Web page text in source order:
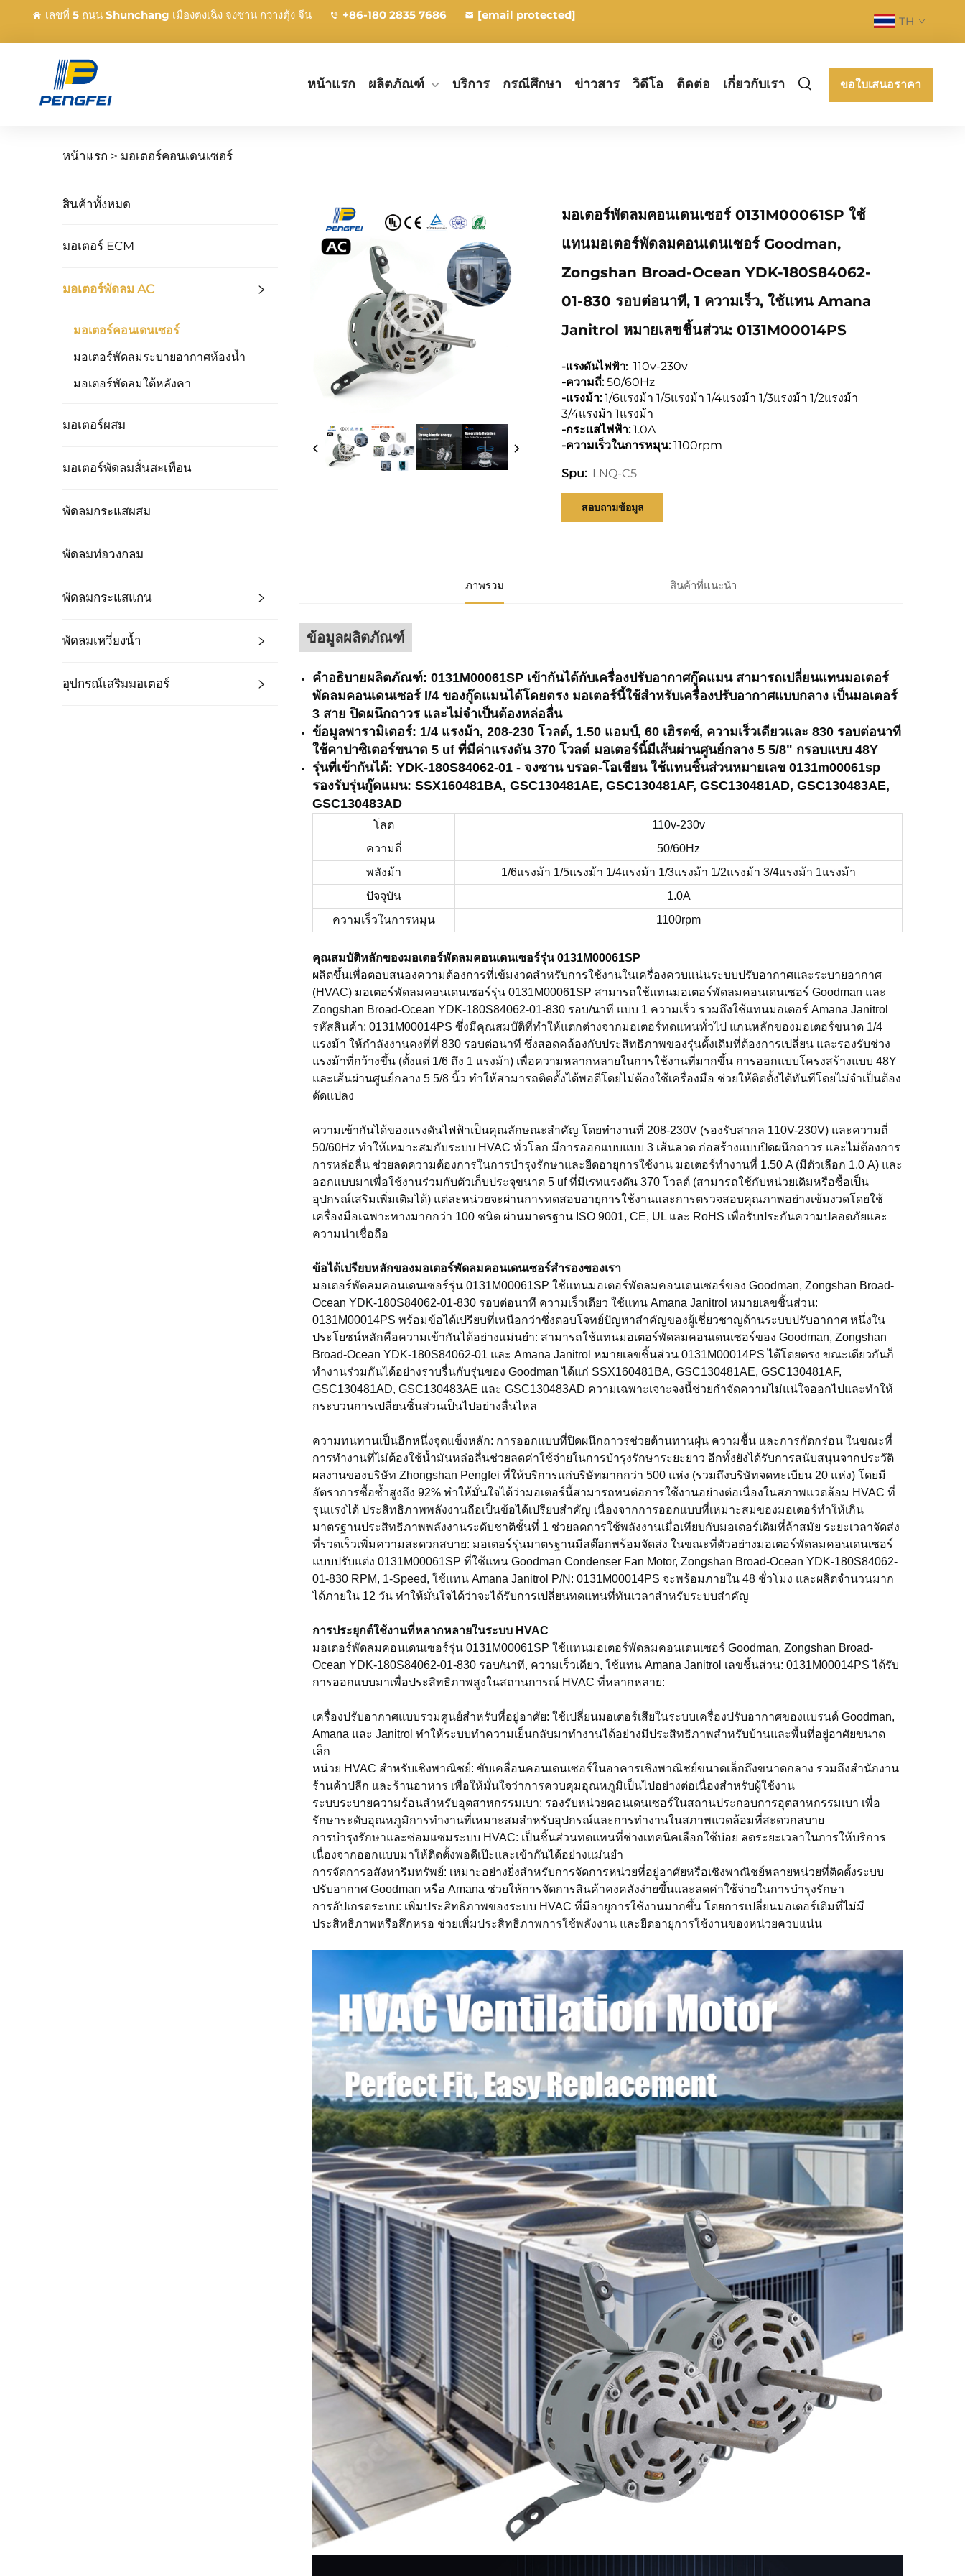
เลขที่ 5 ถนน Shunchang เมืองตงเฉิง จงซาน กวางตุ้ง จีน +86-180 2835 7686 [email protected] TH
หน้าแรก ผลิตภัณฑ์ บริการ กรณีศึกษา ข่าวสาร วิดีโอ ติดต่อ เกี่ยวกับเรา ขอใบเสนอราคา
หน้าแรก > มอเตอร์คอนเดนเซอร์
สินค้าทั้งหมด
มอเตอร์ ECM
มอเตอร์พัดลม AC
มอเตอร์คอนเดนเซอร์
มอเตอร์พัดลมระบายอากาศห้องน้ำ
มอเตอร์พัดลมใต้หลังคา
มอเตอร์ผสม
มอเตอร์พัดลมสั่นสะเทือน
พัดลมกระแสผสม
พัดลมท่อวงกลม
พัดลมกระแสแกน
พัดลมเหวี่ยงน้ำ
อุปกรณ์เสริมมอเตอร์
มอเตอร์พัดลมคอนเดนเซอร์ 0131M00061SP ใช้
แทนมอเตอร์พัดลมคอนเดนเซอร์ Goodman,
Zongshan Broad-Ocean YDK-180S84062-
01-830 รอบต่อนาที, 1 ความเร็ว, ใช้แทน Amana
Janitrol หมายเลขชิ้นส่วน: 0131M00014PS
-แรงดันไฟฟ้า: 110v-230v
-ความถี่:50/60Hz
-แรงม้า:1/6แรงม้า 1/5แรงม้า 1/4แรงม้า 1/3แรงม้า 1/2แรงม้า
3/4แรงม้า 1แรงม้า
-กระแสไฟฟ้า:1.0A
-ความเร็วในการหมุน:1100rpm
Spu: LNQ-C5
สอบถามข้อมูล
ภาพรวม สินค้าที่แนะนำ
ข้อมูลผลิตภัณฑ์
คำอธิบายผลิตภัณฑ์: 0131M00061SP เข้ากันได้กับเครื่องปรับอากาศกู๊ดแมน สามารถเปลี่ยนแทนมอเตอร์
พัดลมคอนเดนเซอร์ I/4 ของกู๊ดแมนได้โดยตรง มอเตอร์นี้ใช้สำหรับเครื่องปรับอากาศแบบกลาง เป็นมอเตอร์
3 สาย ปิดผนึกถาวร และไม่จำเป็นต้องหล่อลื่น
ข้อมูลพารามิเตอร์: 1/4 แรงม้า, 208-230 โวลต์, 1.50 แอมป์, 60 เฮิรตซ์, ความเร็วเดียวและ 830 รอบต่อนาที
ใช้คาปาซิเตอร์ขนาด 5 uf ที่มีค่าแรงดัน 370 โวลต์ มอเตอร์นี้มีเส้นผ่านศูนย์กลาง 5 5/8" กรอบแบบ 48Y
รุ่นที่เข้ากันได้: YDK-180S84062-01 - จงซาน บรอด-โอเชียน ใช้แทนชิ้นส่วนหมายเลข 0131m00061sp
รองรับรุ่นกู๊ดแมน: SSX160481BA, GSC130481AE, GSC130481AF, GSC130481AD, GSC130483AE,
GSC130483AD
โลต
110v-230v
ความถี่
50/60Hz
พลังม้า
1/6แรงม้า 1/5แรงม้า 1/4แรงม้า 1/3แรงม้า 1/2แรงม้า 3/4แรงม้า 1แรงม้า
ปัจจุบัน
1.0A
ความเร็วในการหมุน
1100rpm
คุณสมบัติหลักของมอเตอร์พัดลมคอนเดนเซอร์รุ่น 0131M00061SP
ผลิตขึ้นเพื่อตอบสนองความต้องการที่เข้มงวดสำหรับการใช้งานในเครื่องควบแน่นระบบปรับอากาศและระบายอากาศ
(HVAC) มอเตอร์พัดลมคอนเดนเซอร์รุ่น 0131M00061SP สามารถใช้แทนมอเตอร์พัดลมคอนเดนเซอร์ Goodman และ
Zongshan Broad-Ocean YDK-180S84062-01-830 รอบ/นาที แบบ 1 ความเร็ว รวมถึงใช้แทนมอเตอร์ Amana Janitrol
รหัสสินค้า: 0131M00014PS ซึ่งมีคุณสมบัติที่ทำให้แตกต่างจากมอเตอร์ทดแทนทั่วไป แกนหลักของมอเตอร์ขนาด 1/4
แรงม้า ให้กำลังงานคงที่ที่ 830 รอบต่อนาที ซึ่งสอดคล้องกับประสิทธิภาพของรุ่นดั้งเดิมที่ต้องการเปลี่ยน และรองรับช่วง
แรงม้าที่กว้างขึ้น (ตั้งแต่ 1/6 ถึง 1 แรงม้า) เพื่อความหลากหลายในการใช้งานที่มากขึ้น การออกแบบโครงสร้างแบบ 48Y
และเส้นผ่านศูนย์กลาง 5 5/8 นิ้ว ทำให้สามารถติดตั้งได้พอดีโดยไม่ต้องใช้เครื่องมือ ช่วยให้ติดตั้งได้ทันทีโดยไม่จำเป็นต้อง
ดัดแปลง
ความเข้ากันได้ของแรงดันไฟฟ้าเป็นคุณลักษณะสำคัญ โดยทำงานที่ 208-230V (รองรับสากล 110V-230V) และความถี่
50/60Hz ทำให้เหมาะสมกับระบบ HVAC ทั่วโลก มีการออกแบบแบบ 3 เส้นลวด ก่อสร้างแบบปิดผนึกถาวร และไม่ต้องการ
การหล่อลื่น ช่วยลดความต้องการในการบำรุงรักษาและยืดอายุการใช้งาน มอเตอร์ทำงานที่ 1.50 A (มีตัวเลือก 1.0 A) และ
ออกแบบมาเพื่อใช้งานร่วมกับตัวเก็บประจุขนาด 5 uf ที่มีเรทแรงดัน 370 โวลต์ (สามารถใช้กับหน่วยเดิมหรือซื้อเป็น
อุปกรณ์เสริมเพิ่มเติมได้) แต่ละหน่วยจะผ่านการทดสอบอายุการใช้งานและการตรวจสอบคุณภาพอย่างเข้มงวดโดยใช้
เครื่องมือเฉพาะทางมากกว่า 100 ชนิด ผ่านมาตรฐาน ISO 9001, CE, UL และ RoHS เพื่อรับประกันความปลอดภัยและ
ความน่าเชื่อถือ
ข้อได้เปรียบหลักของมอเตอร์พัดลมคอนเดนเซอร์สำรองของเรา
มอเตอร์พัดลมคอนเดนเซอร์รุ่น 0131M00061SP ใช้แทนมอเตอร์พัดลมคอนเดนเซอร์ของ Goodman, Zongshan Broad-
Ocean YDK-180S84062-01-830 รอบต่อนาที ความเร็วเดียว ใช้แทน Amana Janitrol หมายเลขชิ้นส่วน:
0131M00014PS พร้อมข้อได้เปรียบที่เหนือกว่าซึ่งตอบโจทย์ปัญหาสำคัญของผู้เชี่ยวชาญด้านระบบปรับอากาศ หนึ่งใน
ประโยชน์หลักคือความเข้ากันได้อย่างแม่นยำ: สามารถใช้แทนมอเตอร์พัดลมคอนเดนเซอร์ของ Goodman, Zongshan
Broad-Ocean YDK-180S84062-01 และ Amana Janitrol หมายเลขชิ้นส่วน 0131M00014PS ได้โดยตรง ขณะเดียวกันก็
ทำงานร่วมกันได้อย่างราบรื่นกับรุ่นของ Goodman ได้แก่ SSX160481BA, GSC130481AE, GSC130481AF,
GSC130481AD, GSC130483AE และ GSC130483AD ความเฉพาะเจาะจงนี้ช่วยกำจัดความไม่แน่ใจออกไปและทำให้
กระบวนการเปลี่ยนชิ้นส่วนเป็นไปอย่างลื่นไหล
ความทนทานเป็นอีกหนึ่งจุดแข็งหลัก: การออกแบบที่ปิดผนึกถาวรช่วยต้านทานฝุ่น ความชื้น และการกัดกร่อน ในขณะที่
การทำงานที่ไม่ต้องใช้น้ำมันหล่อลื่นช่วยลดค่าใช้จ่ายในการบำรุงรักษาระยะยาว อีกทั้งยังได้รับการสนับสนุนจากประวัติ
ผลงานของบริษัท Zhongshan Pengfei ที่ให้บริการแก่บริษัทมากกว่า 500 แห่ง (รวมถึงบริษัทจดทะเบียน 20 แห่ง) โดยมี
อัตราการซื้อซ้ำสูงถึง 92% ทำให้มั่นใจได้ว่ามอเตอร์นี้สามารถทนต่อการใช้งานอย่างต่อเนื่องในสภาพแวดล้อม HVAC ที่
รุนแรงได้ ประสิทธิภาพพลังงานถือเป็นข้อได้เปรียบสำคัญ เนื่องจากการออกแบบที่เหมาะสมของมอเตอร์ทำให้เกิน
มาตรฐานประสิทธิภาพพลังงานระดับชาติชั้นที่ 1 ช่วยลดการใช้พลังงานเมื่อเทียบกับมอเตอร์เดิมที่ล้าสมัย ระยะเวลาจัดส่ง
ที่รวดเร็วเพิ่มความสะดวกสบาย: มอเตอร์รุ่นมาตรฐานมีสต๊อกพร้อมจัดส่ง ในขณะที่ตัวอย่างมอเตอร์พัดลมคอนเดนเซอร์
แบบปรับแต่ง 0131M00061SP ที่ใช้แทน Goodman Condenser Fan Motor, Zongshan Broad-Ocean YDK-180S84062-
01-830 RPM, 1-Speed, ใช้แทน Amana Janitrol P/N: 0131M00014PS จะพร้อมภายใน 48 ชั่วโมง และผลิตจำนวนมาก
ได้ภายใน 12 วัน ทำให้มั่นใจได้ว่าจะได้รับการเปลี่ยนทดแทนที่ทันเวลาสำหรับระบบสำคัญ
การประยุกต์ใช้งานที่หลากหลายในระบบ HVAC
มอเตอร์พัดลมคอนเดนเซอร์รุ่น 0131M00061SP ใช้แทนมอเตอร์พัดลมคอนเดนเซอร์ Goodman, Zongshan Broad-
Ocean YDK-180S84062-01-830 รอบ/นาที, ความเร็วเดียว, ใช้แทน Amana Janitrol เลขชิ้นส่วน: 0131M00014PS ได้รับ
การออกแบบมาเพื่อประสิทธิภาพสูงในสถานการณ์ HVAC ที่หลากหลาย:
เครื่องปรับอากาศแบบรวมศูนย์สำหรับที่อยู่อาศัย: ใช้เปลี่ยนมอเตอร์เสียในระบบเครื่องปรับอากาศของแบรนด์ Goodman,
Amana และ Janitrol ทำให้ระบบทำความเย็นกลับมาทำงานได้อย่างมีประสิทธิภาพสำหรับบ้านและพื้นที่อยู่อาศัยขนาด
เล็ก
หน่วย HVAC สำหรับเชิงพาณิชย์: ขับเคลื่อนคอนเดนเซอร์ในอาคารเชิงพาณิชย์ขนาดเล็กถึงขนาดกลาง รวมถึงสำนักงาน
ร้านค้าปลีก และร้านอาหาร เพื่อให้มั่นใจว่าการควบคุมอุณหภูมิเป็นไปอย่างต่อเนื่องสำหรับผู้ใช้งาน
ระบบระบายความร้อนสำหรับอุตสาหกรรมเบา: รองรับหน่วยคอนเดนเซอร์ในสถานประกอบการอุตสาหกรรมเบา เพื่อ
รักษาระดับอุณหภูมิการทำงานที่เหมาะสมสำหรับอุปกรณ์และการทำงานในสภาพแวดล้อมที่สะดวกสบาย
การบำรุงรักษาและซ่อมแซมระบบ HVAC: เป็นชิ้นส่วนทดแทนที่ช่างเทคนิคเลือกใช้บ่อย ลดระยะเวลาในการให้บริการ
เนื่องจากออกแบบมาให้ติดตั้งพอดีเป๊ะและเข้ากันได้อย่างแม่นยำ
การจัดการอสังหาริมทรัพย์: เหมาะอย่างยิ่งสำหรับการจัดการหน่วยที่อยู่อาศัยหรือเชิงพาณิชย์หลายหน่วยที่ติดตั้งระบบ
ปรับอากาศ Goodman หรือ Amana ช่วยให้การจัดการสินค้าคงคลังง่ายขึ้นและลดค่าใช้จ่ายในการบำรุงรักษา
การอัปเกรดระบบ: เพิ่มประสิทธิภาพของระบบ HVAC ที่มีอายุการใช้งานมากขึ้น โดยการเปลี่ยนมอเตอร์เดิมที่ไม่มี
ประสิทธิภาพหรือสึกหรอ ช่วยเพิ่มประสิทธิภาพการใช้พลังงาน และยืดอายุการใช้งานของหน่วยควบแน่น